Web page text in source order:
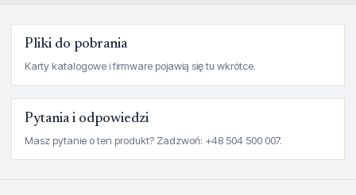
Pliki do pobrania
Karty katalogowe i firmware pojawią się tu wkrótce.
Pytania i odpowiedzi
Masz pytanie o ten produkt? Zadzwoń: +48 504 500 007.